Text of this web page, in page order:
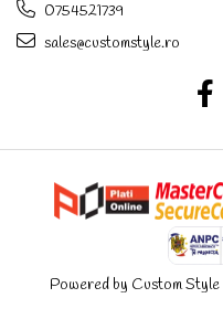
0754521739
sales@customstyle.ro
Powered by Custom Style